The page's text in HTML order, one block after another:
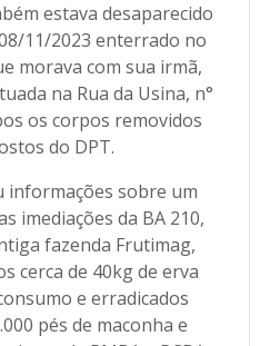
estava desaparecido
11/2023 enterrado no
morava com sua irmã,
na Rua da Usina, n°
os corpos removidos
do DPT.
informações sobre um
imediações da BA 210,
fazenda Frutimag,
cerca de 40kg de erva
e erradicados
pés de maconha e